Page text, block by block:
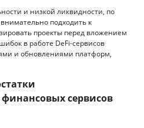
и низкой ликвидности, по
подходить к
проекты перед вложением
в работе DeFi-сервисов
и обновлениями платформ,
сервисов